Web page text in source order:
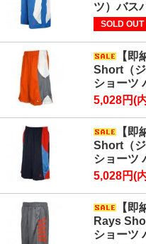
ツ）バス
SOLD OUT
【
Short（
ショーツ
5,028円(
【
Short（
ショーツ
5,028円(
【
Rays
ショーツ